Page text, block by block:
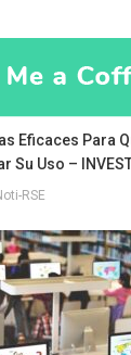
Eficaces Para
Su Uso –
RSE